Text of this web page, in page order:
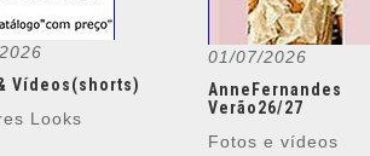
Vídeos(shorts)
Looks
01/07/2026
AnneFernandes
Verão26/27
Fotos e vídeos